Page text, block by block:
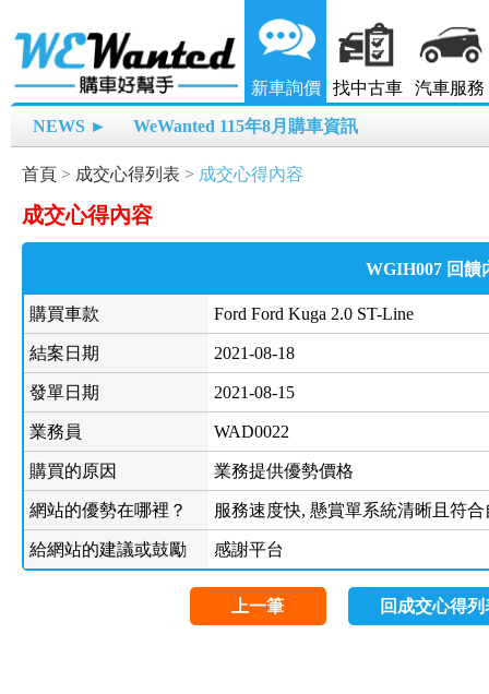
新車詢價 找中古車 汽車服務
NEWS ► WeWanted 115年8月購車資訊
首頁 > 成交心得列表 > 成交心得內容
成交心得內容
WGIH007 回饋
購買車款 Ford Ford Kuga 2.0 ST-Line
結案日期 2021-08-18
發單日期 2021-08-15
業務員 WAD0022
購買的原因 業務提供優勢價格
網站的優勢在哪裡？ 服務速度快, 懸賞單系統清晰且符
給網站的建議或鼓勵 感謝平台
上一筆 回成交心得列